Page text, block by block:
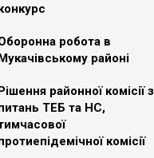
робота в
районі
районної комісії з
ТЕБ та НС,
комісії